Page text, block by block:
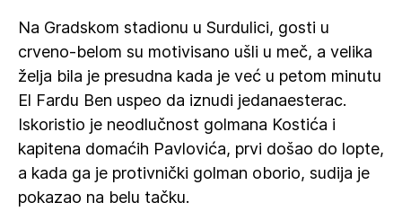
Na Gradskom stadionu u Surdulici, gosti u
crveno-belom su motivisano ušli u meč, a velika
želja bila je presudna kada je već u petom minutu
El Fardu Ben uspeo da iznudi jedanaesterac.
Iskoristio je neodlučnost golmana Kostića i
kapitena domaćih Pavlovića, prvi došao do lopte,
a kada ga je protivnički golman oborio, sudija je
pokazao na belu tačku.